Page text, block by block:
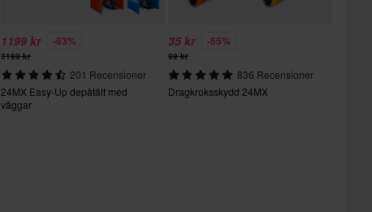
1199 kr -63%
3199 kr
201 Recensioner
24MX Easy-Up depåtält med
väggar
35 kr -65%
99 kr
836 Recensioner
Dragkroksskydd 24MX